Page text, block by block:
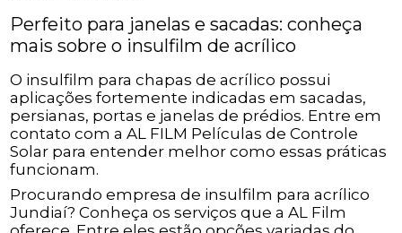
Perfeito para janelas e sacadas: conheça
mais sobre o insulfilm de acrílico
O insulfilm para chapas de acrílico possui
aplicações fortemente indicadas em sacadas,
persianas, portas e janelas de prédios. Entre em
contato com a AL FILM Películas de Controle
Solar para entender melhor como essas práticas
funcionam.
Procurando empresa de insulfilm para acrílico
Jundiaí? Conheça os serviços que a AL Film